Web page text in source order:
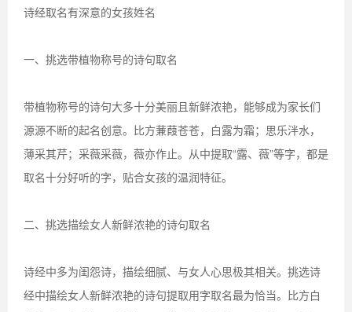
诗经取名有深意的女孩姓名
一、挑选带植物称号的诗句取名
带植物称号的诗句大多十分美丽且新鲜浓艳，能够成为家长们
源源不断的起名创意。比方蒹葭苍苍，白露为霜；思乐泮水，
薄采其芹；采薇采薇，薇亦作止。从中提取“露、薇”等字，都是
取名十分好听的字，贴合女孩的温润特征。
二、挑选描绘女人新鲜浓艳的诗句取名
诗经中多为闺怨诗，描绘细腻、与女人心思极其相关。挑选诗
经中描绘女人新鲜浓艳的诗句提取用字取名最为恰当。比方白